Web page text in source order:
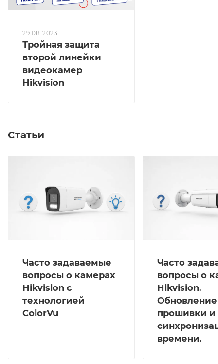
29.08.2023
Тройная защита
второй линейки
видеокамер
Hikvision
Статьи
Часто задаваемые
вопросы о камерах
Hikvision с
технологией
ColorVu
Часто
вопросы о
Hikvision.
Обновление
прошивки и
времени.